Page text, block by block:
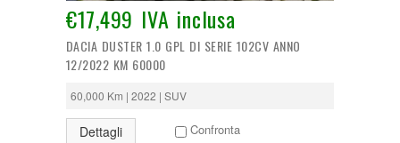
€17,499 IVA inclusa
DACIA DUSTER 1.0 GPL DI SERIE 102CV ANNO
12/2022 KM 60000
60,000 Km | 2022 | SUV
Dettagli Confronta